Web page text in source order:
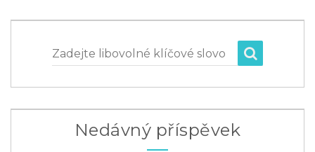
Zadejte libovolné klíčové slovo
Nedávný příspěvek